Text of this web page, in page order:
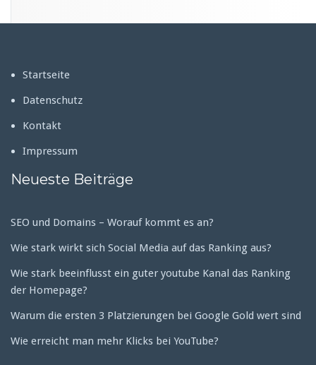
Startseite
Datenschutz
Kontakt
Impressum
Neueste Beiträge
SEO und Domains – Worauf kommt es an?
Wie stark wirkt sich Social Media auf das Ranking aus?
Wie stark beeinflusst ein guter youtube Kanal das Ranking
der Homepage?
Warum die ersten 3 Platzierungen bei Google Gold wert sind
Wie erreicht man mehr Klicks bei YouTube?